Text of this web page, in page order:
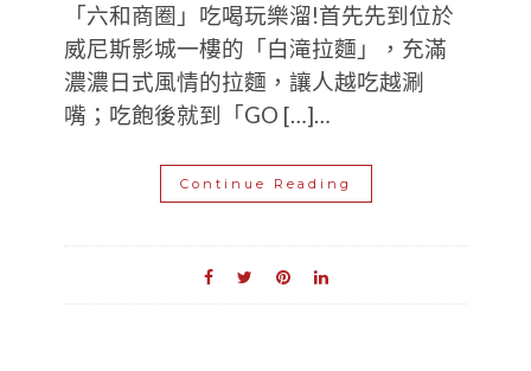
「六和商圈」吃喝玩樂溜!首先先到位於
威尼斯影城一樓的「白滝拉麵」，充滿
濃濃日式風情的拉麵，讓人越吃越涮
嘴；吃飽後就到「GO […]…
Continue Reading